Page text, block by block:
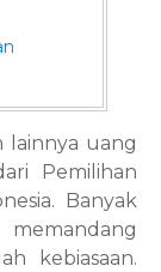
lainnya uang
Pemilihan
Banyak
kebiasaan.